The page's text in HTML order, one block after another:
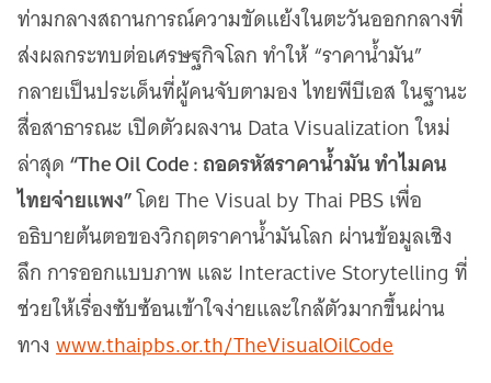
Thai PBS Podcast
View The World via The Voice
Thai PBS World
We Bring Thailand to The World
เว็บไซต์บริการ
เพราะพลังการสื่อสารอยู่ในมือคุณ
Locals
จับตาอนาคตประเทศไทย
ติดต่อเรา
About Thai PBS
ท่ามกลางสถานการณ์ความขัดแย้งในตะวันออกกลางที่
ส่งผลกระทบต่อเศรษฐกิจโลก ทำให้ “ราคาน้ำมัน”
กลายเป็นประเด็นที่ผู้คนจับตามอง ไทยพีบีเอส ในฐานะ
สื่อสาธารณะ เปิดตัวผลงาน Data Visualization ใหม่
ล่าสุด“The Oil Code : ถอดรหัสราคาน้ำมัน ทำไมคน
ไทยจ่ายแพง”โดย The Visual by Thai PBS เพื่อ
อธิบายต้นตอของวิกฤตราคาน้ำมันโลก ผ่านข้อมูลเชิง
ลึก การออกแบบภาพ และ Interactive Storytelling ที่
ช่วยให้เรื่องซับซ้อนเข้าใจง่ายและใกล้ตัวมากขึ้นผ่าน
ทาง www.thaipbs.or.th/TheVisualOilCode